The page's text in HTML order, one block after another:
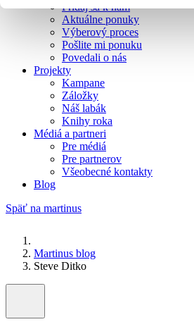
Pridaj sa k nám
Aktuálne ponuky
Výberový proces
Pošlite mi ponuku
Povedali o nás
Projekty
Kampane
Záložky
Náš labák
Knihy roka
Médiá a partneri
Pre médiá
Pre partnerov
Všeobecné kontakty
Blog
Späť na martinus
Martinus blog
Steve Ditko